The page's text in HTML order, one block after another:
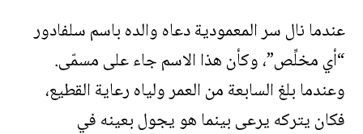
عندما نال سر المعمودية دعاه والده باسم سلفادور
“أي مخلِّص”، وكأن هذا الاسم جاء على مسمّى.
وعندما بلغ السابعة من العمر ولياه رعاية القطيع،
فكان يتركه يرعى بينما هو يجول بعينه في